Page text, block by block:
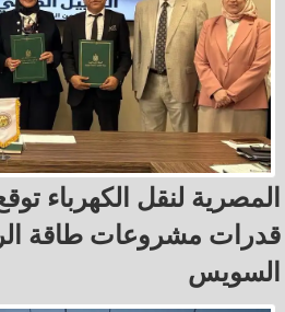
المصرية لنقل الكهرباء
قدرات مشروعات طاقة
السويس